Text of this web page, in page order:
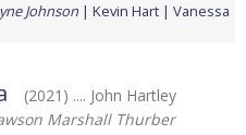
Johnson Kevin Hart
Vanessa
(2021) .... John Hartley
Marshall Thurber